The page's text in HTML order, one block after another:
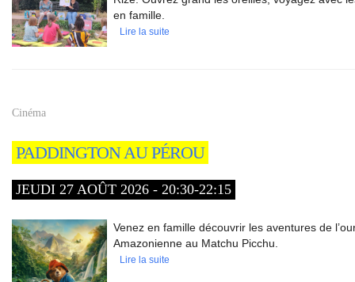
en famille.
Lire la suite
Cinéma
PADDINGTON AU PÉROU
JEUDI 27 AOÛT 2026 - 20:30-22:15
Venez en famille découvrir les aventures de
Amazonienne au Matchu Picchu.
Lire la suite